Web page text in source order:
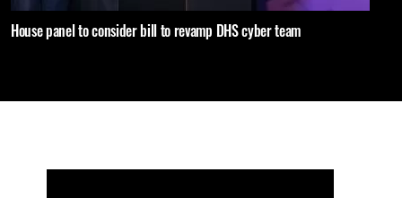
House panel to consider bill to revamp DHS cyber team